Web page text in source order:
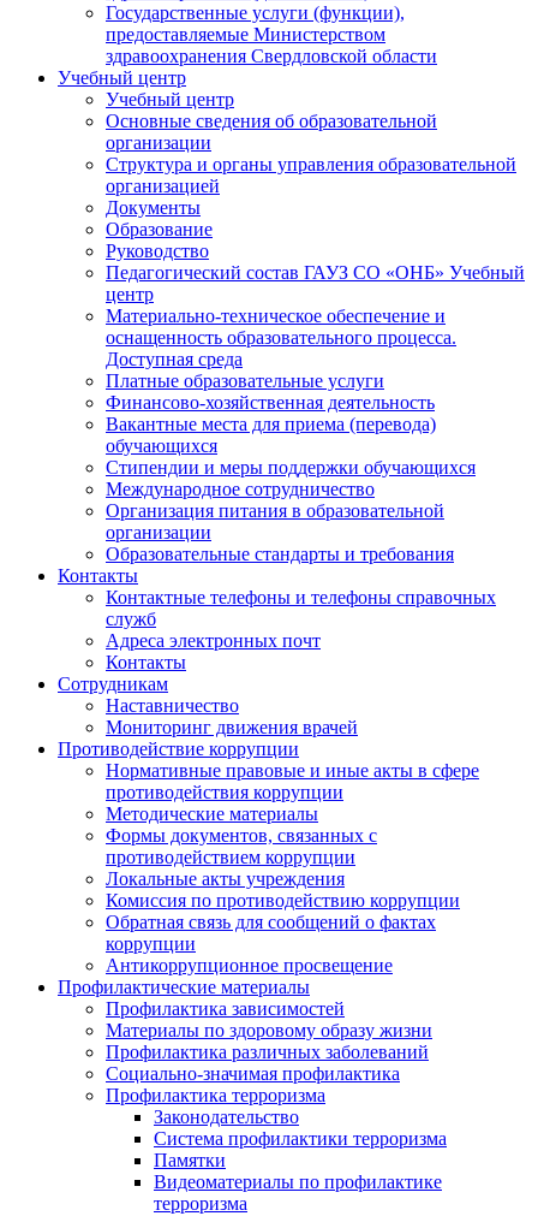
Государственные услуги (функции),
предоставляемые Министерством
здравоохранения Свердловской области
Учебный центр
Учебный центр
Основные сведения об образовательной
организации
Структура и органы управления образовательной
организацией
Документы
Образование
Руководство
Педагогический состав ГАУЗ СО «ОНБ» Учебный
центр
Материально-техническое обеспечение и
оснащенность образовательного процесса.
Доступная среда
Платные образовательные услуги
Финансово-хозяйственная деятельность
Вакантные места для приема (перевода)
обучающихся
Стипендии и меры поддержки обучающихся
Международное сотрудничество
Организация питания в образовательной
организации
Образовательные стандарты и требования
Контакты
Контактные телефоны и телефоны справочных
служб
Адреса электронных почт
Контакты
Сотрудникам
Наставничество
Мониторинг движения врачей
Противодействие коррупции
Нормативные правовые и иные акты в сфере
противодействия коррупции
Методические материалы
Формы документов, связанных с
противодействием коррупции
Локальные акты учреждения
Комиссия по противодействию коррупции
Обратная связь для сообщений о фактах
коррупции
Антикоррупционное просвещение
Профилактические материалы
Профилактика зависимостей
Материалы по здоровому образу жизни
Профилактика различных заболеваний
Социально-значимая профилактика
Профилактика терроризма
Законодательство
Система профилактики терроризма
Памятки
Видеоматериалы по профилактике
терроризма